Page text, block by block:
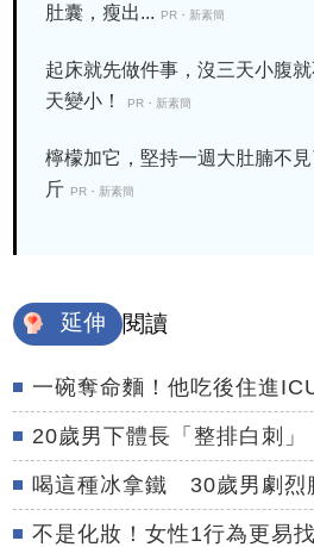
肚囊，瘦出...
PR・新素簡
起床就先做件事，沒三天小腹
天變小！
PR・新素簡
檸檬加它，堅持一週大肚腩不
斤 PR・新素簡
延伸 閱讀
一碗奪命麵！他吃後住進
20歲男下體長「整排白刺」
喝這種冰拿鐵 30歲男劇烈
不是化妝！女性1行為更易